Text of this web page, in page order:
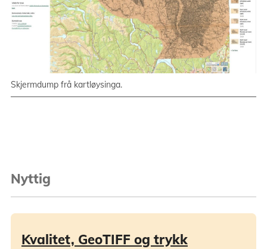
Skjermdump frå kartløysinga.
Nyttig
Kvalitet, GeoTIFF og trykk